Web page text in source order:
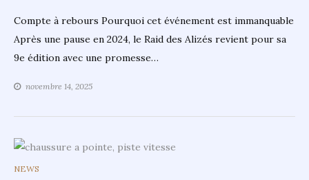
Compte à rebours Pourquoi cet événement est immanquable
Après une pause en 2024, le Raid des Alizés revient pour sa
9e édition avec une promesse…
novembre 14, 2025
CATEGORIES
NEWS